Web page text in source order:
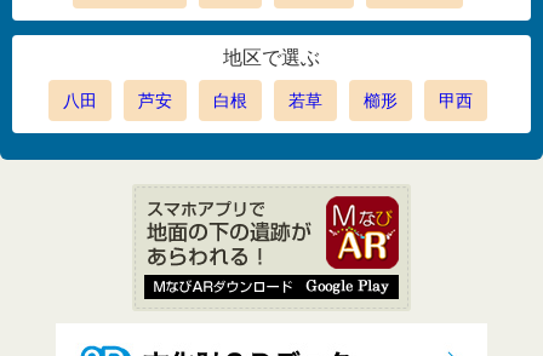
地区で選ぶ
八田 芦安 白根 若草 櫛形 甲西